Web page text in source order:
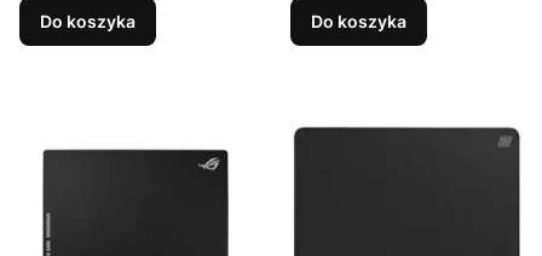
Do koszyka Do koszyka